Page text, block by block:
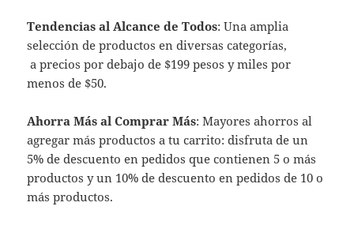
Tendencias al Alcance de Todos: Una amplia
selección de productos en diversas categorías,
a precios por debajo de $199 pesos y miles por
menos de $50.
Ahorra Más al Comprar Más: Mayores ahorros al
agregar más productos a tu carrito: disfruta de un
5% de descuento en pedidos que contienen 5 o más
productos y un 10% de descuento en pedidos de 10 o
más productos.